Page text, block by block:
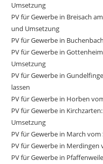
Umsetzung
PV für Gewerbe in Breisach
und Umsetzung
PV für Gewerbe in
PV für Gewerbe in
Umsetzung
PV für Gewerbe in
lassen
PV für Gewerbe in Horben
PV für Gewerbe in
Umsetzung
PV für Gewerbe in March
PV für Gewerbe in
PV für Gewerbe in